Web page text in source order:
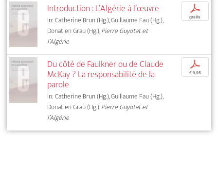
Introduction : L’Algérie à l’œuvre
In: Catherine Brun (Hg.), Guillaume Fau (Hg.),
Donatien Grau (Hg.),Pierre Guyotat et
l’Algérie
p
gratis
Du côté de Faulkner ou de Claude
McKay ? La responsabilité de la
parole
In: Catherine Brun (Hg.), Guillaume Fau (Hg.),
Donatien Grau (Hg.),Pierre Guyotat et
l’Algérie
p
€ 9,95